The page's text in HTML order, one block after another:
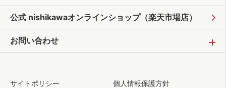
公式 nishikawaオンラインショップ（楽天市場店）
お問い合わせ
サイトポリシー
個人情報保護方針